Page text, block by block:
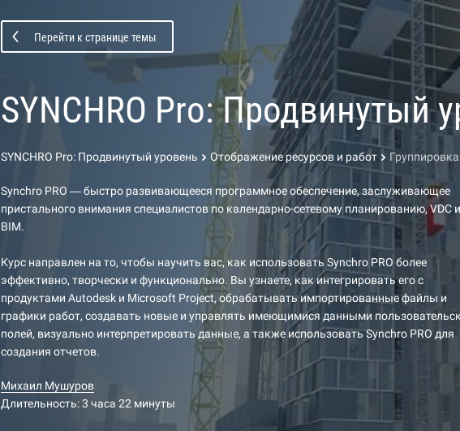
Перейти к странице темы
SYNCHRO Pro: Продвинутый
SYNCHRO Pro: Продвинутый уровень Отображение ресурсов и работ
Synchro PRO — быстро развивающееся программное обеспечение, заслуживающее
пристального внимания специалистов по календарно-сетевому планированию, VDC и
BIM.
Курс направлен на то, чтобы научить вас, как использовать Synchro PRO более
эффективно, творчески и функционально. Вы узнаете, как интегрировать его с
продуктами Autodesk и Microsoft Project, обрабатывать импортированные файлы и
графики работ, создавать новые и управлять имеющимися данными
полей, визуально интерпретировать данные, а также использовать Synchro PRO для
создания отчетов.
Михаил Мушуров
Длительность: 3 часа 22 минуты